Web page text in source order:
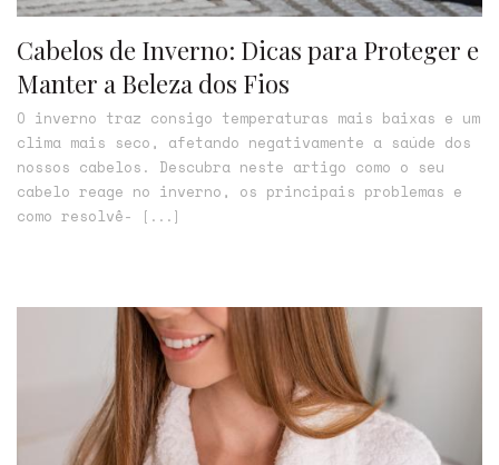
Cabelos de Inverno: Dicas para Proteger e
Manter a Beleza dos Fios
O inverno traz consigo temperaturas mais baixas e um
clima mais seco, afetando negativamente a saúde dos
nossos cabelos. Descubra neste artigo como o seu
cabelo reage no inverno, os principais problemas e
como resolvê-
[...]